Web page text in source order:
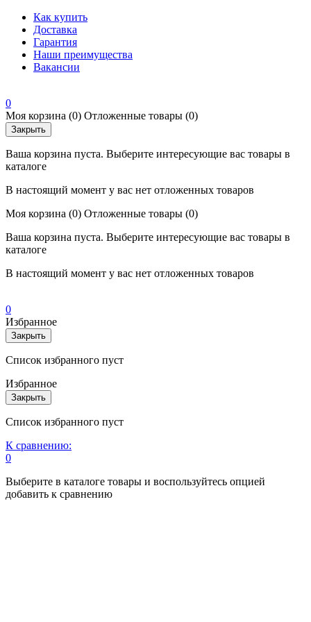
Как купить
Доставка
Гарантия
Наши преимущества
Вакансии
0
Моя корзина (0) Отложенные товары (0)
Закрыть
Ваша корзина пуста. Выберите интересующие вас товары в
каталоге
В настоящий момент у вас нет отложенных товаров
Моя корзина (0) Отложенные товары (0)
Ваша корзина пуста. Выберите интересующие вас товары в
каталоге
В настоящий момент у вас нет отложенных товаров
0
Избранное
Закрыть
Список избранного пуст
Избранное
Закрыть
Список избранного пуст
К сравнению:
0
Выберите в каталоге товары и воспользуйтесь опцией
добавить к сравнению